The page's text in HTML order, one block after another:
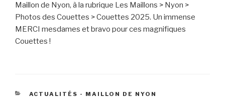
Maillon de Nyon, à la rubrique Les Maillons > Nyon >
Photos des Couettes > Couettes 2025. Un immense
MERCI mesdames et bravo pour ces magnifiques
Couettes !
CATÉGORIES
ACTUALITÉS - MAILLON DE NYON